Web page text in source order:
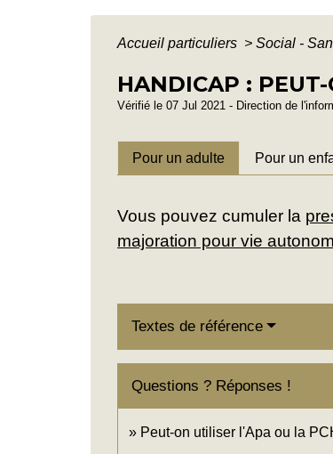
Accueil particuliers > Social -
HANDICAP :
Vérifié le 07 Jul 2021 - Direction de
Pour un adulte Pour un
Vous pouvez cumuler la
majoration pour vie
Textes de référence
Questions ? Réponses !
Peut-on utiliser l'Apa ou la